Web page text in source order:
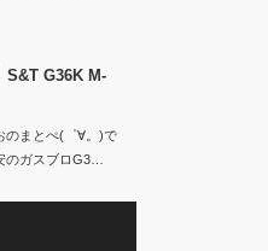
S&T G36K M-
のまとぺ(゜∀。)で
のガスブロG3…